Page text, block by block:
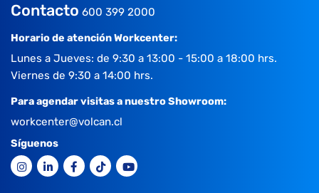
Contacto 600 399 2000
Horario de atención Workcenter:
Lunes a Jueves: de 9:30 a 13:00 - 15:00 a 18:00 hrs.
Viernes de 9:30 a 14:00 hrs.
Para agendar visitas a nuestro Showroom:
workcenter@volcan.cl
Síguenos